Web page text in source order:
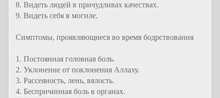
8. Видеть людей в причудливах качествах.
9. Видеть себя в могиле.
Симптомы, проявляющиеся во время бодрствования
1. Постоянная головная боль.
2. Уклонение от поклонения Аллаху.
3. Рассеяность, лень, вялость.
4. Беспричинная боль в органах.